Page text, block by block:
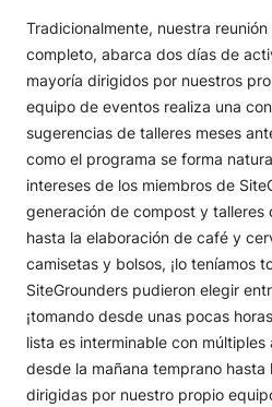
Tradicionalmente, nuestra
completo, abarca dos días de
mayoría dirigidos por nuestros
equipo de eventos realiza una
sugerencias de talleres meses
como el programa se forma
intereses de los miembros de
generación de compost y talleres
hasta la elaboración de café y
camisetas y bolsos, ¡lo teníamos
SiteGrounders pudieron elegir
¡tomando desde unas pocas
lista es interminable con
desde la mañana temprano
dirigidas por nuestro propio